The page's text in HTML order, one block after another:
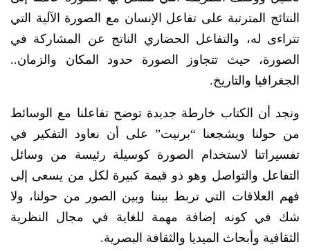
النتائج المترتبة على تفاعل الإنسان مع الصورة الآلية التي
تتراءى له، والتفاعل الحضاري الناتج عن المشاركة في
الصورة، حيث تتجاوز الصورة حدود المكان والزمان..
الجغرافيا والتاريخ.
ونجد أن الكتاب خارطة جديدة توضح تفاعلنا مع الوسائط
من حولنا ويشجعنا “برنيت” على أن نعاود التفكير في
تفسيراتنا لاستخدام الصورة كوسيلة رئيسة من وسائل
التفاعل والتواصل وهو ذو قيمة كبيرة لكل من يسعى إلى
فهم العلاقات التي تربط بيننا وبين الصور من حولنا، ولا
شك في كونه إضافة مهمة للغاية في مجال النظرية
الثقافية وأبحاث الميديا والثقافة البصرية.